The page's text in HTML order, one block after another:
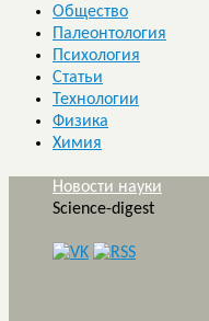
Общество
Палеонтология
Психология
Статьи
Технологии
Физика
Химия
Новости науки
Science-digest